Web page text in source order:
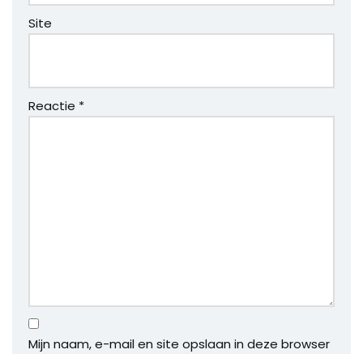
Site
Reactie *
Mijn naam, e-mail en site opslaan in deze browser